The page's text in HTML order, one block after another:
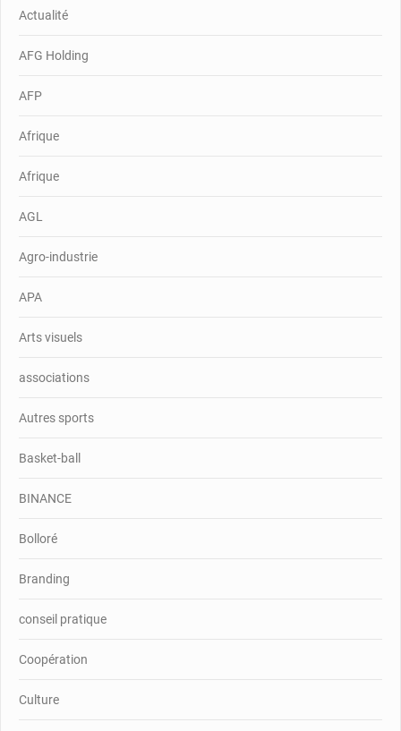
Actualité
AFG Holding
AFP
Afrique
Afrique
AGL
Agro-industrie
APA
Arts visuels
associations
Autres sports
Basket-ball
BINANCE
Bolloré
Branding
conseil pratique
Coopération
Culture